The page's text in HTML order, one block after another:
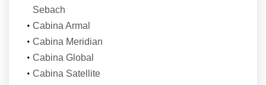
Sebach
Cabina Armal
Cabina Meridian
Cabina Global
Cabina Satellite